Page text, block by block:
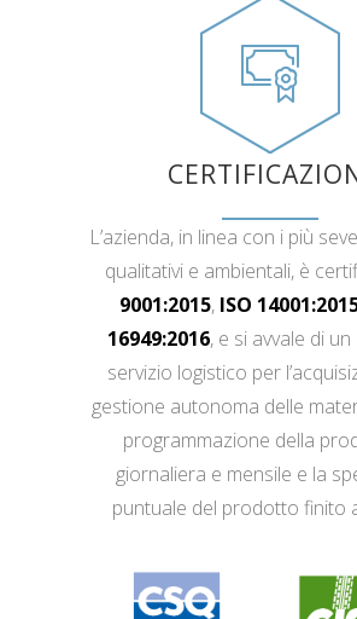
L’azienda, in linea con i più
qualitativi e ambientali, è
9001:2015, ISO
16949:2016, e si avvale di
servizio logistico per
gestione autonoma delle
programmazione della
giornaliera e mensile e la
puntuale del prodotto finito